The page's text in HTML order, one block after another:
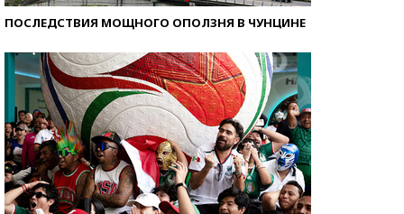
ПОСЛЕДСТВИЯ МОЩНОГО ОПОЛЗНЯ В ЧУНЦИНЕ